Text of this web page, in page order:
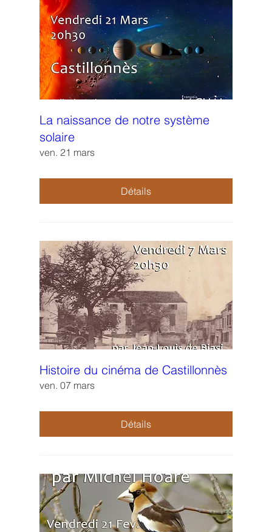
La naissance de notre système
solaire
ven. 21 mars
Détails
Histoire du cinéma de Castillonnès
ven. 07 mars
Détails